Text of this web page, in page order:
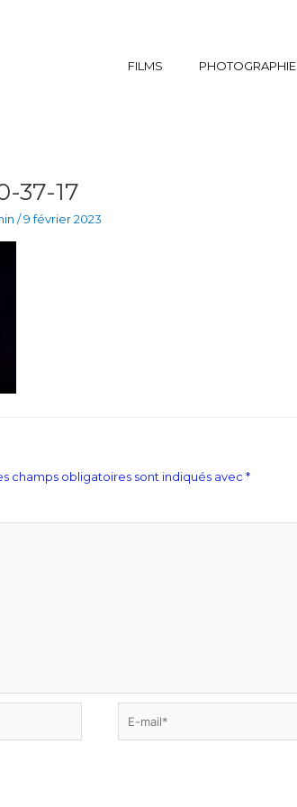
FILMS
PHOTOGRAPHIE
37-17
/9 février 2023
champs obligatoires sont indiqués avec *
mail*